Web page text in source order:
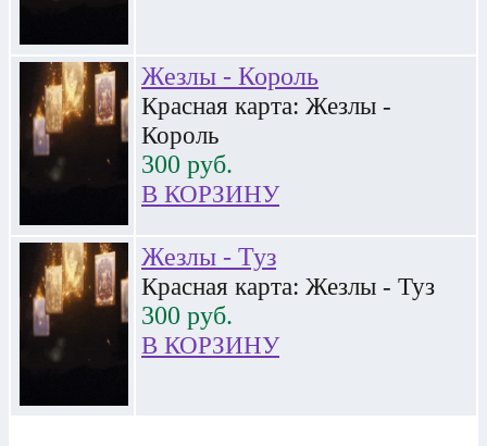
Жезлы - Король
Красная карта: Жезлы -
Король
300 руб.
В КОРЗИНУ
Жезлы - Туз
Красная карта: Жезлы - Туз
300 руб.
В КОРЗИНУ